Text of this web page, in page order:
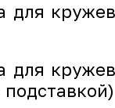
для
для
подставкой)